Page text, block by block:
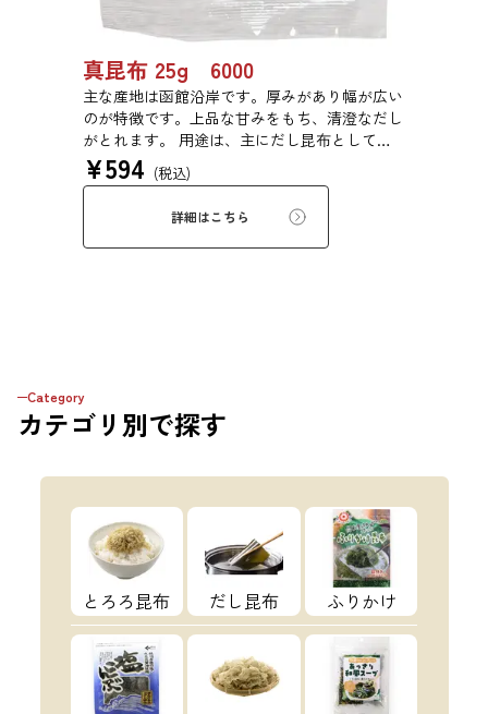
真昆布 25g 6000
主な産地は函館沿岸です。厚みがあり幅が広い
のが特徴です。上品な甘みをもち、清澄なだし
がとれます。 用途は、主にだし昆布として利
用するほか、佃煮や塩昆布などに用いられま
す。
¥594 (税込)
詳細はこちら
Category
カテゴリ 別で探す
とろろ昆布 だし昆布 ふりかけ